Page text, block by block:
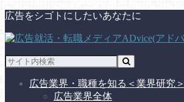
広告をシゴトにしたいあなたに
広告業界・職種を知る ＜業界研究＞
広告業界全体